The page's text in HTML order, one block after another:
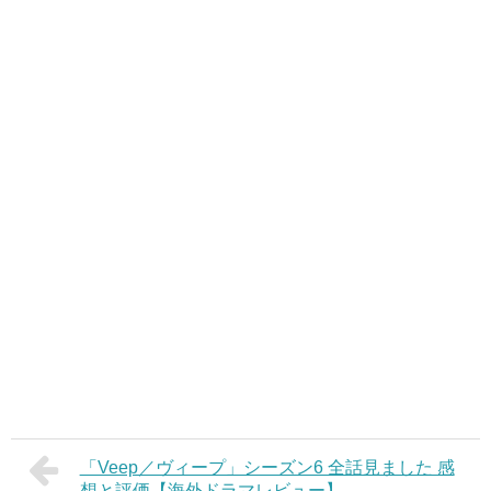
「Veep／ヴィープ」シーズン6 全話見ました 感